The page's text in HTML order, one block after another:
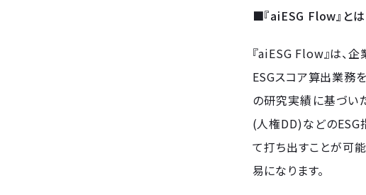
■『aiESG Flow』とは
『aiESG Flow』は、
ESGスコア算出業務
の研究実績に基づい
(人権DD)などのESG
て打ち出すことが可
易になります。